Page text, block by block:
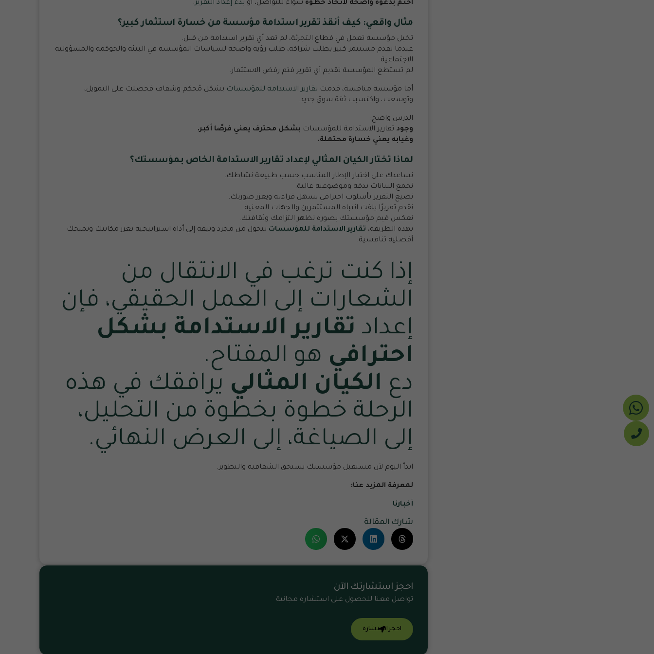
اختم بدعوة واضحة لاتخاذ خطوة سواء للتواصل، أو بدء إعداد التقرير.
مثال واقعي: كيف أنقذ تقرير استدامة مؤسسة من خسارة استثمار كبير؟
تخيل مؤسسة تعمل في قطاع التجزئة، لم تعد أي تقرير استدامة من قبل.
عندما تقدم مستثمر كبير بطلب شراكة، طلب رؤية واضحة لسياسات المؤسسة في البيئة والحوكمة والمسؤولية
الاجتماعية.
لم تستطع المؤسسة تقديم أي تقرير فتم رفض الاستثمار.
أما مؤسسة منافسة، قدمت تقارير الاستدامة للمؤسسات بشكل مُحكم وشفاف فحصلت على التمويل،
وتوسعت، واكتسبت ثقة سوق جديد.
الدرس واضح:
وجود تقارير الاستدامة للمؤسسات بشكل محترف يعني فرصًا أكبر.
وغيابه يعني خسارة محتملة.
لماذا تختار الكيان المثالي لإعداد تقارير الاستدامة الخاص بمؤسستك؟
نساعدك على اختيار الإطار المناسب حسب طبيعة نشاطك.
نجمع البيانات بدقة وموضوعية عالية.
نصيغ التقرير بأسلوب احترافي يسهل قراءته ويعزز صورتك.
نقدم تقريرًا يلفت انتباه المستثمرين والجهات المعنية.
نعكس قيم مؤسستك بصورة تظهر التزامك وثقافتك.
بهذه الطريقة، تقارير الاستدامة للمؤسسات تتحول من مجرد وثيقة إلى أداة استراتيجية تعزز مكانتك وتمنحك
أفضلية تنافسية.
إذا كنت ترغب في الانتقال من
الشعارات إلى العمل الحقيقي، فإن
إعداد تقارير الاستدامة بشكل
احترافي هو المفتاح.
دع الكيان المثالي يرافقك في هذه
الرحلة خطوة بخطوة من التحليل،
إلى الصياغة، إلى العرض النهائي.
ابدأ اليوم لأن مستقبل مؤسستك يستحق الشفافية والتطوير.
لمعرفة المزيد عنا:
أخبارنا
شارك المقالة
احجز استشارتك الآن
تواصل معنا للحصول على استشارة مجانية
احجز استشارة